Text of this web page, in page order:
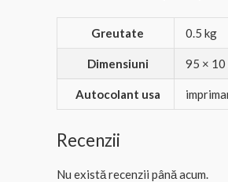
Greutate 0.5 kg
Dimensiuni 95 × 10
Autocolant usa
Recenzii
Nu există recenzii până acum.